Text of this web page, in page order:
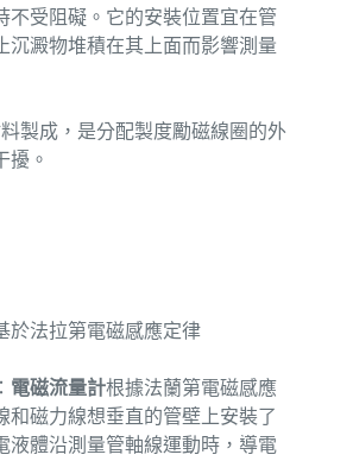
不受阻礙。它的安裝位置宜在管
沉澱物堆積在其上面而影響測量
製成，是分配製度勵磁線圈的外
擾。
於法拉第電磁感應定律
電磁流量計根據法蘭第電磁感應
和磁力線想垂直的管壁上安裝了
液體沿測量管軸線運動時，導電